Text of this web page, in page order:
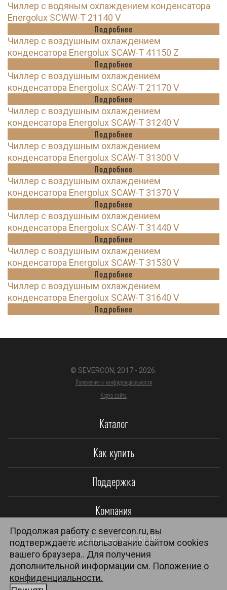
Чиллер с водяным охлаждением конденсатора
Energolux SCWW-T 21140 V
Подробнее
Чиллер с воздушным охлаждением
конденсатора Energolux SCAW-T 41150 Z
Подробнее
Чиллер с воздушным охлаждением
конденсатора Energolux SCAW-T 21170 V
Подробнее
Чиллер с воздушным охлаждением
конденсатора Energolux SCAW-T 31240 V
Подробнее
Чиллер с воздушным охлаждением
конденсатора Energolux SCAW-T 31300 V
Подробнее
Чиллер с воздушным охлаждением
конденсатора Energolux SCAW-T 31370 V
Подробнее
Чиллер с воздушным охлаждением
конденсатора Energolux SCAW-T 31440 V
Подробнее
Чиллер с воздушным охлаждением
конденсатора Energolux SCAW-T 31530 V
Подробнее
Чиллер с воздушным охлаждением
конденсатора Energolux SCAW-T 31640 V
Подробнее
© SEVERCON, 2017 - 2026.
Положение о конфиденциальности
Карта сайта
Каталог
Как купить
Поддержка
Компания
Гонка героев SEVERCON
Продолжая работу с severcon.ru, вы
подтверждаете использование сайтом cookies
вашего браузера.. Для получения
дополнительной информации см. Положение о
конфиденциальности.